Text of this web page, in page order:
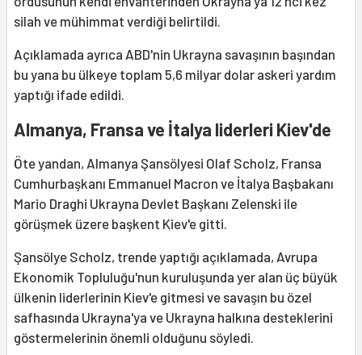
silah ve mühimmat verdiği belirtildi.
Açıklamada ayrıca ABD'nin Ukrayna savaşının başından
bu yana bu ülkeye toplam 5,6 milyar dolar askeri yardım
yaptığı ifade edildi.
Almanya, Fransa ve İtalya liderleri Kiev'de
Öte yandan, Almanya Şansölyesi Olaf Scholz, Fransa
Cumhurbaşkanı Emmanuel Macron ve İtalya Başbakanı
Mario Draghi Ukrayna Devlet Başkanı Zelenski ile
görüşmek üzere başkent Kiev'e gitti.
Şansölye Scholz, trende yaptığı açıklamada, Avrupa
Ekonomik Topluluğu'nun kuruluşunda yer alan üç büyük
ülkenin liderlerinin Kiev'e gitmesi ve savaşın bu özel
safhasında Ukrayna'ya ve Ukrayna halkına desteklerini
göstermelerinin önemli olduğunu söyledi.